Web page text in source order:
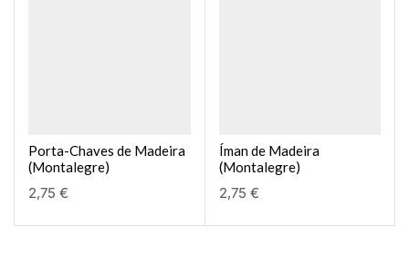
Porta-Chaves de Madeira
(Montalegre)
2,75 €
Íman de Madeira
(Montalegre)
2,75 €